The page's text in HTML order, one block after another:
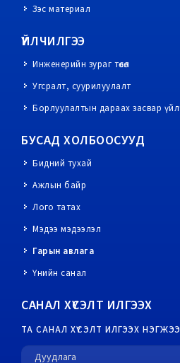
Зэс материал
ҮЙЛЧИЛГЭЭ
Инженерийн зураг төсөл
Угсралт, суурилуулалт
Борлуулалтын дараах засвар
БУСАД ХОЛБООСУУД
Бидний тухай
Ажлын байр
Лого татах
Мэдээ мэдээлэл
Гарын авлага
Үнийн санал
САНАЛ ХҮСЭЛТ ИЛГЭЭХ
ТА САНАЛ ХҮСЭЛТ ИЛГЭЭХ